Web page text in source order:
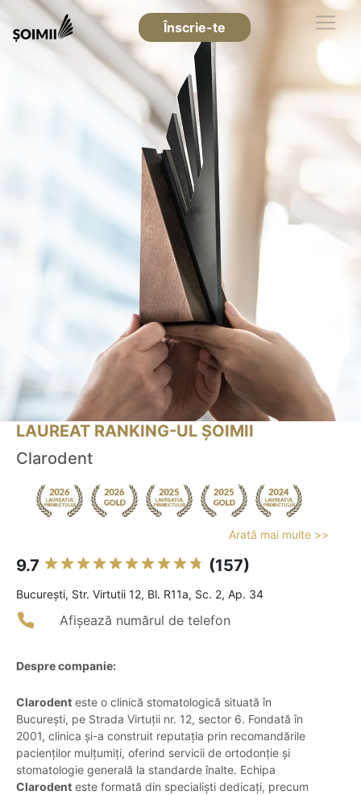
Înscrie-te
LAUREAT RANKING-UL ȘOIMII
Clarodent
Arată mai multe >>
9.7 (157)
Bucureşti, Str. Virtutii 12, Bl. R11a, Sc. 2, Ap. 34
Afișează numărul de telefon
Despre companie:
Clarodent este o clinică stomatologică situată în
București, pe Strada Virtuții nr. 12, sector 6. Fondată în
2001, clinica și-a construit reputația prin recomandările
pacienților mulțumiți, oferind servicii de ortodonție și
stomatologie generală la standarde înalte. Echipa
Clarodent este formată din specialiști dedicați, precum